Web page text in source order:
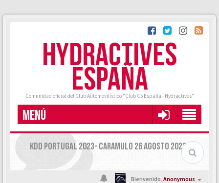
HYDRACTIVES
ESPAÑA
Comunidad oficial del Club Automovilístico "Club C5 España - Hydractives"
MENÚ
KDD PORTUGAL 2023- CARAMULO 26 AGOSTO 2023
Bienvenido,Anonymous